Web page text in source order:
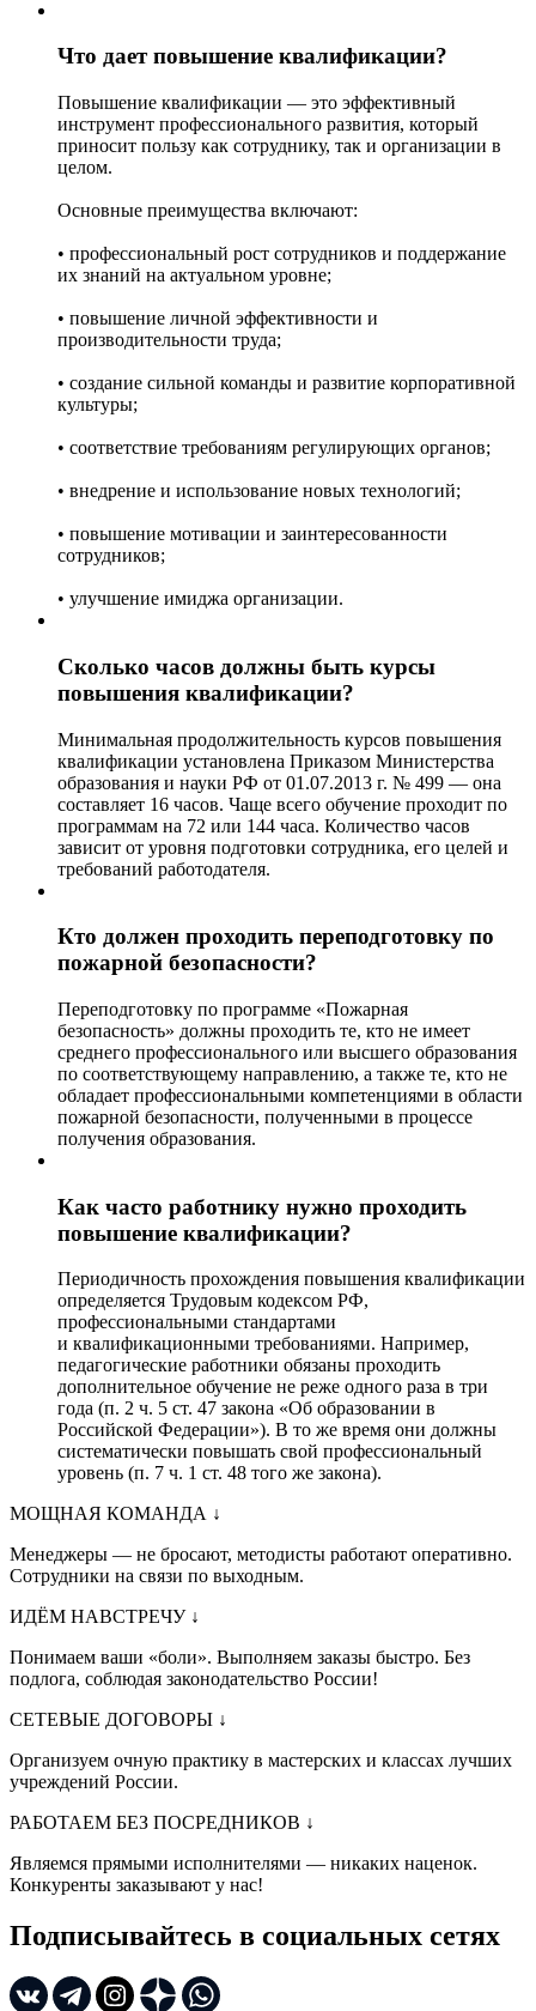
Что дает повышение квалификации?
Повышение квалификации — это эффективный
инструмент профессионального развития, который
приносит пользу как сотруднику, так и организации в
целом.
Основные преимущества включают:
• профессиональный рост сотрудников и поддержание
их знаний на актуальном уровне;
• повышение личной эффективности и
производительности труда;
• создание сильной команды и развитие корпоративной
культуры;
• соответствие требованиям регулирующих органов;
• внедрение и использование новых технологий;
• повышение мотивации и заинтересованности
сотрудников;
• улучшение имиджа организации.
Сколько часов должны быть курсы
повышения квалификации?
Минимальная продолжительность курсов повышения
квалификации установлена Приказом Министерства
образования и науки РФ от 01.07.2013 г. № 499 — она
составляет 16 часов. Чаще всего обучение проходит по
программам на 72 или 144 часа. Количество часов
зависит от уровня подготовки сотрудника, его целей и
требований работодателя.
Кто должен проходить переподготовку по
пожарной безопасности?
Переподготовку по программе «Пожарная
безопасность» должны проходить те, кто не имеет
среднего профессионального или высшего образования
по соответствующему направлению, а также те, кто не
обладает профессиональными компетенциями в области
пожарной безопасности, полученными в процессе
получения образования.
Как часто работнику нужно проходить
повышение квалификации?
Периодичность прохождения повышения квалификации
определяется Трудовым кодексом РФ,
профессиональными стандартами
и квалификационными требованиями. Например,
педагогические работники обязаны проходить
дополнительное обучение не реже одного раза в три
года (п. 2 ч. 5 ст. 47 закона «Об образовании в
Российской Федерации»). В то же время они должны
систематически повышать свой профессиональный
уровень (п. 7 ч. 1 ст. 48 того же закона).
МОЩНАЯ КОМАНДА ↓
Менеджеры — не бросают, методисты работают оперативно.
Сотрудники на связи по выходным.
ИДЁМ НАВСТРЕЧУ ↓
Понимаем ваши «боли». Выполняем заказы быстро. Без
подлога, соблюдая законодательство России!
СЕТЕВЫЕ ДОГОВОРЫ ↓
Организуем очную практику в мастерских и классах лучших
учреждений России.
РАБОТАЕМ БЕЗ ПОСРЕДНИКОВ ↓
Являемся прямыми исполнителями — никаких наценок.
Конкуренты заказывают у нас!
Подписывайтесь в социальных сетях